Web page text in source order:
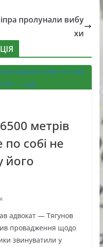
пролунали вибу
хи
метрів
по собі не
його
адвокат — Тягунов
провадження щодо
звинуватили у